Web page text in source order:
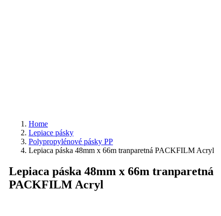
Home
Lepiace pásky
Polypropylénové pásky PP
Lepiaca páska 48mm x 66m tranparetná PACKFILM Acryl
Lepiaca páska 48mm x 66m tranparetná
PACKFILM Acryl